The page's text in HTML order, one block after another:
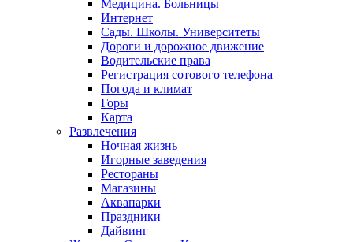
Медицина. Больницы
Интернет
Сады. Школы. Университеты
Дороги и дорожное движение
Водительские права
Регистрация сотового телефона
Погода и климат
Горы
Карта
Развлечения
Ночная жизнь
Игорные заведения
Рестораны
Магазины
Аквапарки
Праздники
Дайвинг